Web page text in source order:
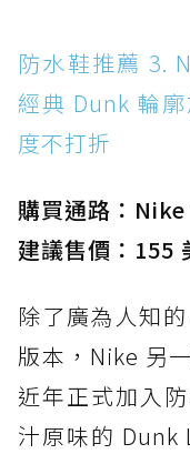
防水鞋推薦 3.
經典 Dunk 輪
度不打折
購買通路：Nike
建議售價：155
除了廣為人知
版本，Nike 另
近年正式加入
汁原味的 Dunk